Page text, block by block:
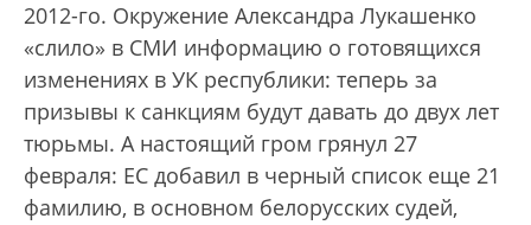
2012-го. Окружение Александра Лукашенко
«слило» в СМИ информацию о готовящихся
изменениях в УК республики: теперь за
призывы к санкциям будут давать до двух лет
тюрьмы. А настоящий гром грянул 27
февраля: ЕС добавил в черный список еще 21
фамилию, в основном белорусских судей,